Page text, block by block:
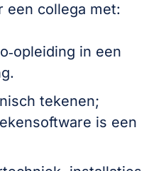
een collega met:
in een
tekenen;
is een